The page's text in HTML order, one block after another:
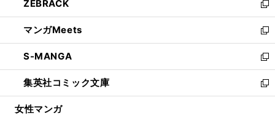
く
で
開
く
ド
ウ
で
開
く
ィ
ン
ド
ウ
で
開
く
い
ウ
ィ
ン
ド
ウ
で
開
ZEBRACK
新
し
い
ウ
ィ
ン
ド
ウ
マンガMeets
新
し
い
ウ
ィ
ン
S-MANGA
新
し
い
ウ
集英社コミック文庫
新
し
女性マンガ